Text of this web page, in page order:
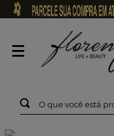
O que você está